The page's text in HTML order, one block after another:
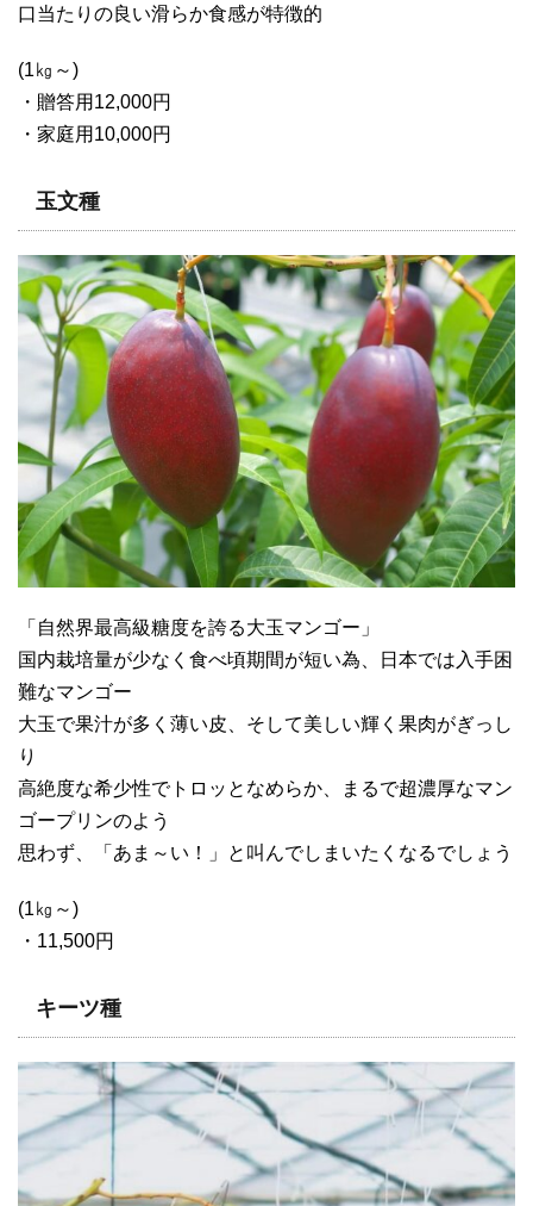
口当たりの良い滑らか食感が特徴的
(1㎏～)
・贈答用12,000円
・家庭用10,000円
玉文種
「自然界最高級糖度を誇る大玉マンゴー」
国内栽培量が少なく食べ頃期間が短い為、日本では入手困
難なマンゴー
大玉で果汁が多く薄い皮、そして美しい輝く果肉がぎっし
り
高絶度な希少性でトロッとなめらか、まるで超濃厚なマン
ゴープリンのよう
思わず、「あま～い！」と叫んでしまいたくなるでしょう
(1㎏～)
・11,500円
キーツ種